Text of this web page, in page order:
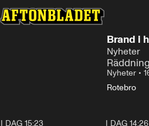
Brand i
Nyheter
Nyheter •
Rotebro
I DAG 15:23 I DAG 14:26